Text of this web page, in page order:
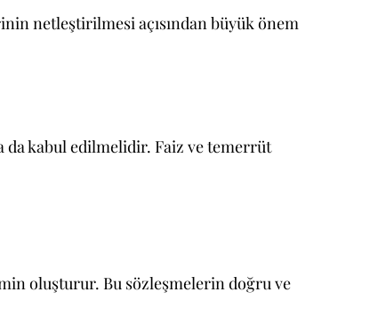
netleştirilmesi açısından büyük önem
da kabul edilmelidir. Faiz ve temerrüt
oluşturur. Bu sözleşmelerin doğru ve